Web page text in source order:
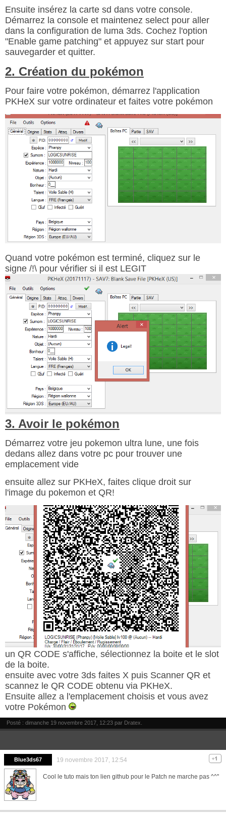
Ensuite insérez la carte sd dans votre console.
Démarrez la console et maintenez select pour aller
dans la configuration de luma 3ds. Cochez l'option
"Enable game patching" et appuyez sur start pour
sauvegarder et quitter.
2. Création du pokémon
Pour faire votre pokémon, démarrez l'application
PKHeX sur votre ordinateur et faites votre pokémon
Quand votre pokémon est terminé, cliquez sur le
signe /!\ pour vérifier si il est LEGIT
3. Avoir le pokémon
Démarrez votre jeu pokemon ultra lune, une fois
dedans allez dans votre pc pour trouver une
emplacement vide
ensuite allez sur PKHeX, faites clique droit sur
l'image du pokemon et QR!
un QR CODE s'affiche, sélectionnez la boite et le slot
de la boite.
ensuite avec votre 3ds faites X puis Scanner QR et
scannez le QR CODE obtenu via PKHeX.
Ensuite allez a l'emplacement choisis et vous avez
votre Pokémon
Posté : dimanche 19 novembre 2017, 12:23 par Dratex
Blue3ds67 19 novembre 2017, 12:54
Cool le tuto mais ton lien github pour le Patch ne marche pas ^^''